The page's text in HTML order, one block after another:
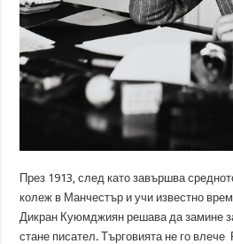
През 1913, след като завършва
колеж в Манчестър и учи известно
Дикран Куюмджиян решава да замине
стане писател. Търговията не го